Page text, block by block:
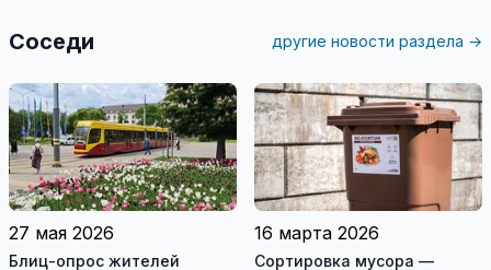
Соседи другие новости раздела →
27 мая 2026
Блиц-опрос жителей
16 марта 2026
Сортировка мусора —